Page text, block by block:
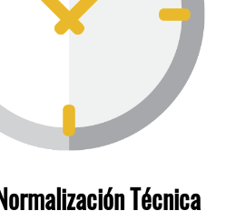
Técnica